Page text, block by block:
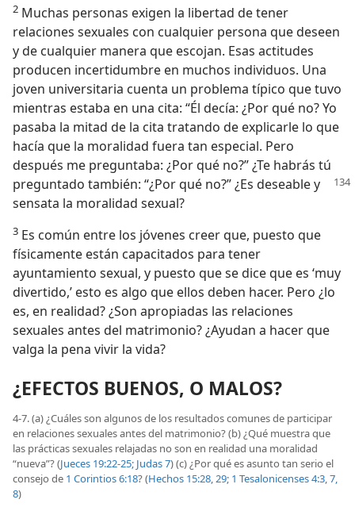
2 Muchas personas exigen la libertad de tener
relaciones sexuales con cualquier persona que deseen
y de cualquier manera que escojan. Esas actitudes
producen incertidumbre en muchos individuos. Una
joven universitaria cuenta un problema típico que tuvo
mientras estaba en una cita: “Él decía: ¿Por qué no? Yo
pasaba la mitad de la cita tratando de explicarle lo que
hacía que la moralidad fuera tan especial. Pero
después me preguntaba: ¿Por qué no?” ¿Te habrás tú
preguntado también: “¿Por qué no?” ¿Es deseable y
sensata la moralidad sexual?
3 Es común entre los jóvenes creer que, puesto que
físicamente están capacitados para tener
ayuntamiento sexual, y puesto que se dice que es ‘muy
divertido,’ esto es algo que ellos deben hacer. Pero ¿lo
es, en realidad? ¿Son apropiadas las relaciones
sexuales antes del matrimonio? ¿Ayudan a hacer que
valga la pena vivir la vida?
¿EFECTOS BUENOS, O MALOS?
4-7. (a) ¿Cuáles son algunos de los resultados comunes de participar
en relaciones sexuales antes del matrimonio? (b) ¿Qué muestra que
las prácticas sexuales relajadas no son en realidad una moralidad
“nueva”? (Jueces 19:22-25; Judas 7) (c) ¿Por qué es asunto tan serio el
consejo de 1 Corintios 6:18? (Hechos 15:28, 29; 1 Tesalonicenses 4:3,7,
8)